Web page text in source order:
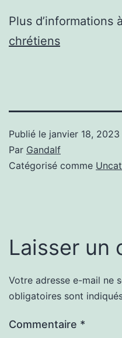
Plus d’informations
chrétiens
Publié le janvier 18, 2023
Par Gandalf
Catégorisé comme
Laisser un
Votre adresse e-mail ne
obligatoires sont
Commentaire *